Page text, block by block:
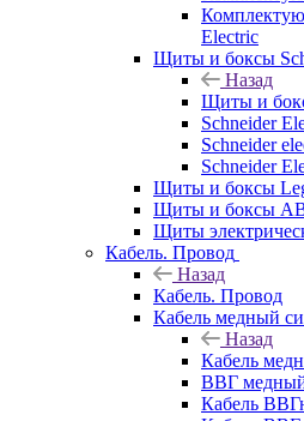
Electric
Щиты и боксы
Назад
Щиты и
Schneider
Schneider
Schneider
Щиты и боксы
Щиты и боксы
Щиты
Кабель. Провод
Назад
Кабель. Провод
Кабель медный
Назад
Кабель
ВВГ медный
Кабель